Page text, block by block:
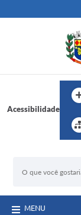
Acessibilidade
MENU